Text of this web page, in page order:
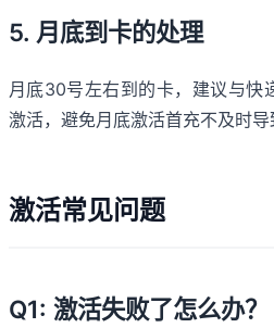
5. 月底到卡的处理
月底30号左右到的卡，建议与快
激活，避免月底激活首充不及时导
激活常见问题
Q1: 激活失败了怎么办？